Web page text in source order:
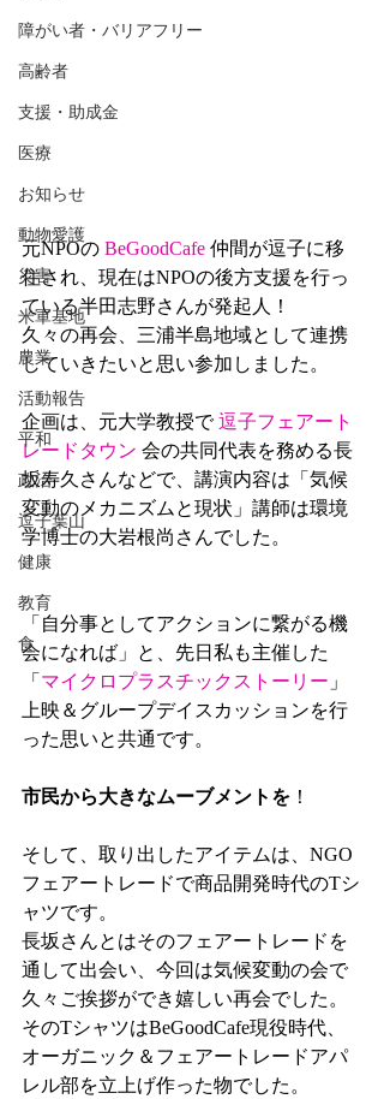
障がい者・バリアフリー
高齢者
支援・助成金
医療
お知らせ
動物愛護
災害
米軍基地
農業
活動報告
平和
政治
逗子葉山
健康
教育
食
元NPOの BeGoodCafe 仲間が逗子に移
住され、現在はNPOの後方支援を行っ
ている半田志野さんが発起人！
久々の再会、三浦半島地域として連携
していきたいと思い参加しました。
企画は、元大学教授で 逗子フェアート
レードタウン 会の共同代表を務める長
坂寿久さんなどで、講演内容は「気候
変動のメカニズムと現状」講師は環境
学博士の大岩根尚さんでした。
「自分事としてアクションに繋がる機
会になれば」と、先日私も主催した
「 マイクロプラスチックストーリー 」
上映＆グループデイスカッションを行
った思いと共通です。
市民から大きなムーブメントを ！
そして、取り出したアイテムは、NGO
フェアートレードで商品開発時代のTシ
ャツです。
長坂さんとはそのフェアートレードを
通して出会い、今回は気候変動の会で
久々ご挨拶ができ嬉しい再会でした。
そのTシャツはBeGoodCafe現役時代、
オーガニック＆フェアートレードアパ
レル部を立上げ作った物でした。